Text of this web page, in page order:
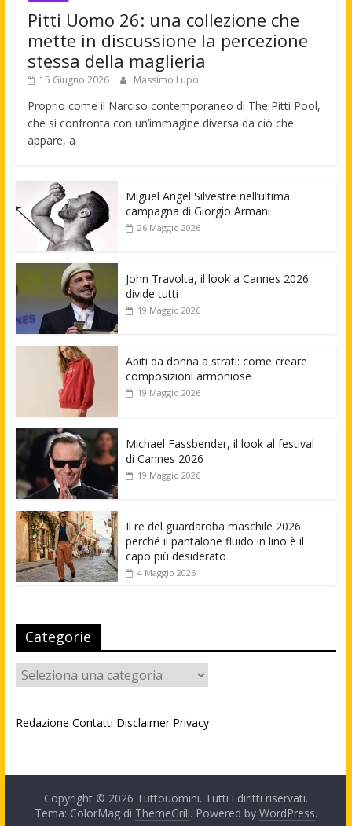
Pitti Uomo 26: una collezione che
mette in discussione la percezione
stessa della maglieria
15 Giugno 2026 Massimo Lupo
Proprio come il Narciso contemporaneo di The Pitti Pool,
che si confronta con un’immagine diversa da ciò che
appare, a
Miguel Angel Silvestre nell’ultima
campagna di Giorgio Armani
26 Maggio 2026
John Travolta, il look a Cannes 2026
divide tutti
19 Maggio 2026
Abiti da donna a strati: come creare
composizioni armoniose
19 Maggio 2026
Michael Fassbender, il look al festival
di Cannes 2026
19 Maggio 2026
Il re del guardaroba maschile 2026:
perché il pantalone fluido in lino è il
capo più desiderato
4 Maggio 2026
Categorie
Categorie
Redazione Contatti Disclaimer Privacy
Copyright © 2026 Tuttouomini. Tutti i diritti riservati.
Tema: ColorMag di ThemeGrill. Powered by WordPress.